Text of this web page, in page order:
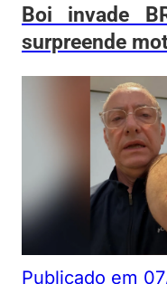
Boi invade
surpreende
Publicado em